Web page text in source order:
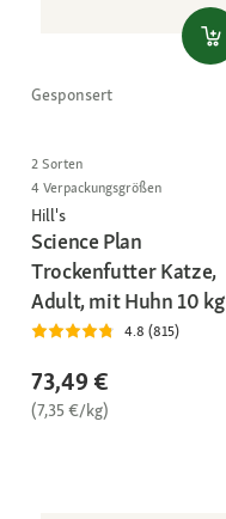
Gesponsert
2 Sorten
4 Verpackungsgrößen
Hill's
Science Plan
Trockenfutter Katze,
Adult, mit Huhn 10 kg
4.8 (815)
73,49 €
(7,35 €/kg)